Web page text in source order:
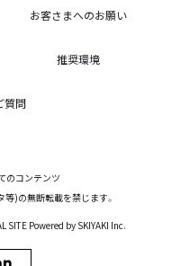
お客さまへのお願い
推奨環境
質問
のコンテンツ
等)の無断転載を禁じます。
SITE Powered by SKIYAKI Inc.